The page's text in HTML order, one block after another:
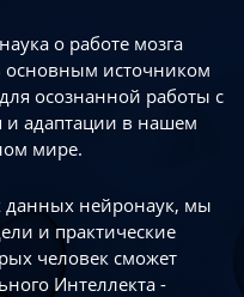
о работе мозга
основным источником
осознанной работы с
и адаптации в нашем
мире.
данных нейронаук, мы
и практические
человек сможет
Интеллекта -